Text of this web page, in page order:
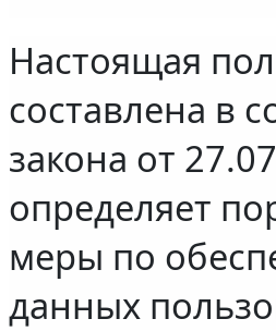
Настоящая
составлена в
закона от
определяет
меры по
данных